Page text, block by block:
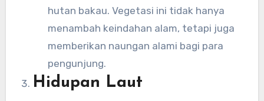
hutan bakau. Vegetasi ini tidak hanya
menambah keindahan alam, tetapi juga
memberikan naungan alami bagi para
pengunjung.
Hidupan Laut